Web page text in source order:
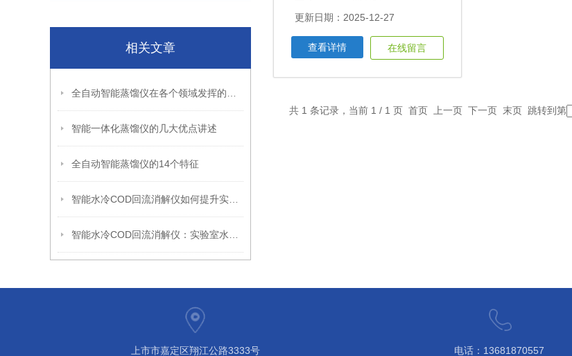
相关文章
智能一体化蒸馏仪的几大优点讲述
全自动智能蒸馏仪的14个特征
更新日期：2025-12-27
查看详情 在线留言
共 1 条记录，当前 1 / 1 页 首页 上一页 下一页 末页 跳转到第
上市市嘉定区翔江公路3333号 电话：13681870557